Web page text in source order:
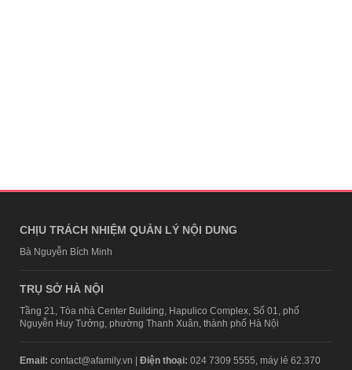
CHỊU TRÁCH NHIỆM QUẢN LÝ NỘI DUNG
Bà Nguyễn Bích Minh
TRỤ SỞ HÀ NỘI
Tầng 21, Tòa nhà Center Building, Hapulico Complex, Số 01, phố
Nguyễn Huy Tưởng, phường Thanh Xuân, thành phố Hà Nội
Email: contact@afamily.vn | Điện thoại: 024 7309 5555, máy lẻ 62.370